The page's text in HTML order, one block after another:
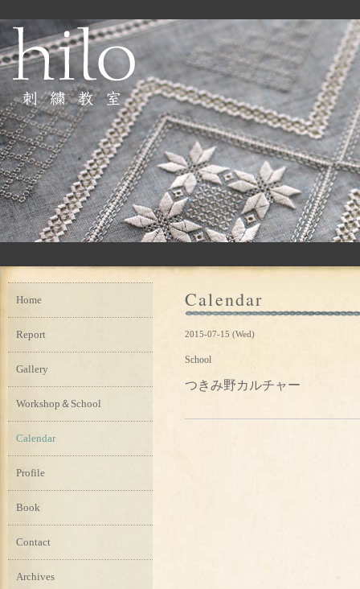
Calendar
2015-07-15 (Wed)
School
つきみ野カルチャー
Home
Report
Gallery
Workshop＆School
Calendar
Profile
Book
Contact
Archives